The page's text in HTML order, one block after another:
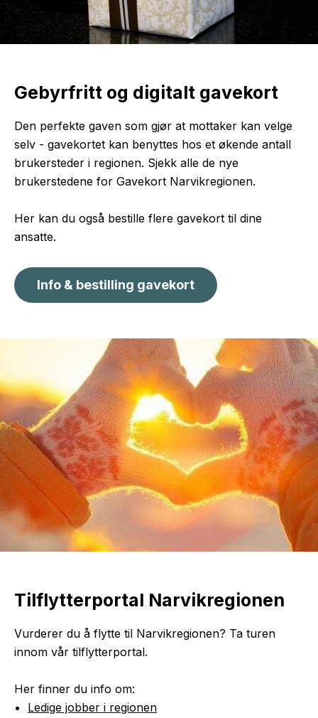
Gebyrfritt og digitalt gavekort
Den perfekte gaven som gjør at mottaker kan velge
selv - gavekortet kan benyttes hos et økende antall
brukersteder i regionen. Sjekk alle de nye
brukerstedene for Gavekort Narvikregionen.
Her kan du også bestille flere gavekort til dine
ansatte.
Info & bestilling gavekort
Tilflytterportal Narvikregionen
Vurderer du å flytte til Narvikregionen? Ta turen
innom vår tilflytterportal.
Her finner du info om:
Ledige jobber i regionen